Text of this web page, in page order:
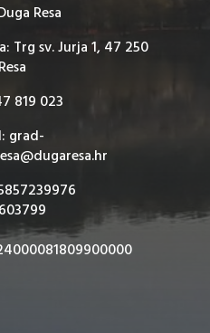
Resa
Trg sv. Jurja 1, 47 250
819 023
grad-